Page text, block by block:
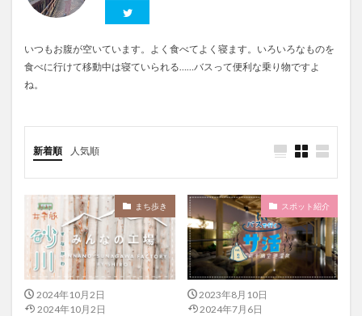
いつもお腹が空いています。よく食べてよく寝ます。いろいろなものを
食べに行けて移動中は寝ていられる……バスって便利な乗り物ですよ
ね。
新着順 人気順
まち歩き
2024年10月2日
2024年10月2日
スポット紹介
2023年8月10日
2024年7月6日